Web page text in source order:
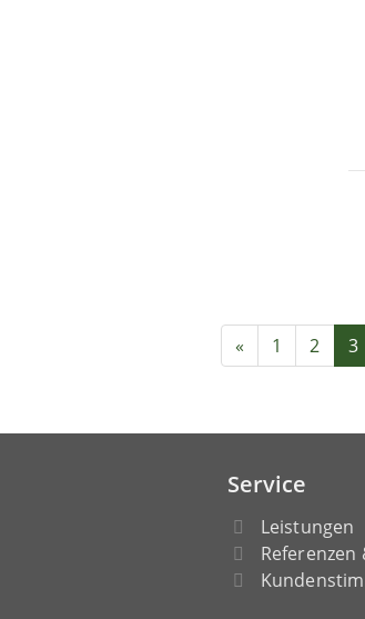
« 1 2 3
Service
Leistungen
Referenzen